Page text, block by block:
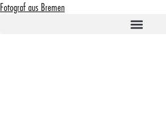
Fotograf aus Bremen